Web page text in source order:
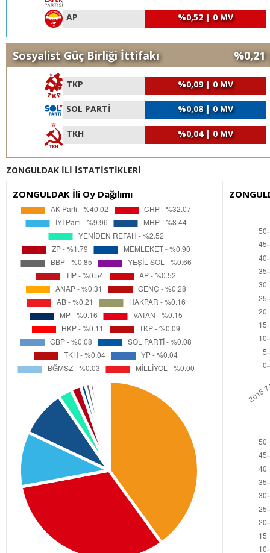
AP %0,52 | 0 MV
Sosyalist Güç Birliği İttifakı
TKP %0,09 | 0 MV
SOL PARTİ %0,08 | 0 MV
TKH %0,04 | 0 MV
ZONGULDAK İLİ İSTATİSTİKLERİ
ZONGULDAK İli Oy Dağılımı